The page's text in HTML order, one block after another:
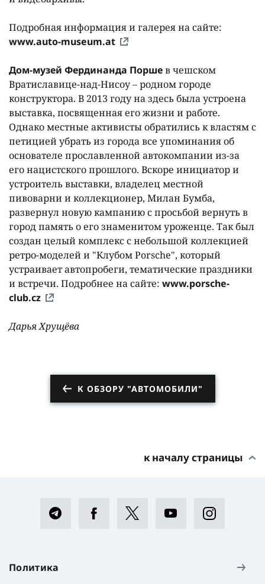
Подробная информация и галерея на сайте:
www.auto-museum.at
Дом-музей Фердинанда Поршев чешском
Вратиславице-над-Нисоу – родном городе
конструктора. В 2013 году на здесь была устроена
выставка, посвященная его жизни и работе.
Однако местные активисты обратились к властям с
петицией убрать из города все упоминания об
основателе прославленной автокомпании из-за
его нацистского прошлого. Вскоре инициатор и
устроитель выставки, владелец местной
пивоварни и коллекционер, Милан Бумба,
развернул новую кампанию с просьбой вернуть в
город память о его знаменитом уроженце. Так был
создан целый комплекс с небольшой коллекцией
ретро-моделей и "Клубом Porsche", который
устраивает автопробеги, тематические праздники
и встречи. Подробнее на сайте: www.porsche-
club.cz
Дарья Хрущёва
К ОБЗОРУ "АВТОМОБИЛИ"
к началу страницы
Политика